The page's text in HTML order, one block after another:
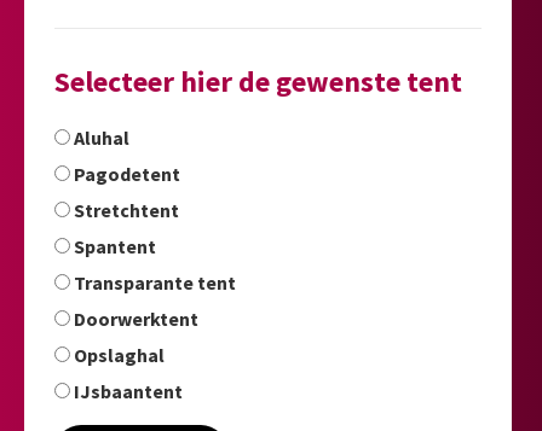
Selecteer hier de gewenste tent
Aluhal
Pagodetent
Stretchtent
Spantent
Transparante tent
Doorwerktent
Opslaghal
IJsbaantent